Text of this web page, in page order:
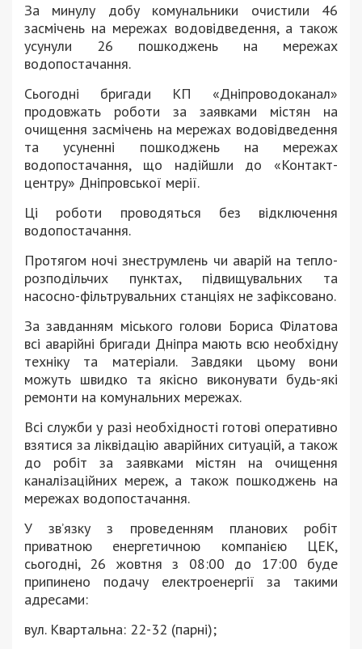
За минулу добу комунальники очистили 46
засмічень на мережах водовідведення, а також
усунули 26 пошкоджень на мережах
водопостачання.
Сьогодні бригади КП «Дніпроводоканал»
продовжать роботи за заявками містян на
очищення засмічень на мережах водовідведення
та усуненні пошкоджень на мережах
водопостачання, що надійшли до «Контакт-
центру» Дніпровської мерії.
Ці роботи проводяться без відключення
водопостачання.
Протягом ночі знеструмлень чи аварій на тепло-
розподільчих пунктах, підвищувальних та
насосно-фільтрувальних станціях не зафіксовано.
За завданням міського голови Бориса Філатова
всі аварійні бригади Дніпра мають всю необхідну
техніку та матеріали. Завдяки цьому вони
можуть швидко та якісно виконувати будь-які
ремонти на комунальних мережах.
Всі служби у разі необхідності готові оперативно
взятися за ліквідацію аварійних ситуацій, а також
до робіт за заявками містян на очищення
каналізаційних мереж, а також пошкоджень на
мережах водопостачання.
У зв’язку з проведенням планових робіт
приватною енергетичною компанією ЦЕК,
сьогодні, 26 жовтня з 08:00 до 17:00 буде
припинено подачу електроенергії за такими
адресами:
вул. Квартальна: 22-32 (парні);